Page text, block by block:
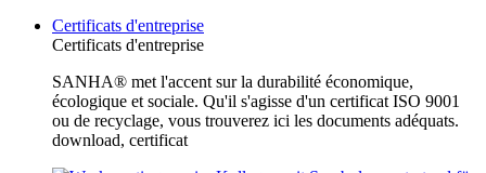
Certificats d'entreprise
Certificats d'entreprise
SANHA® met l'accent sur la durabilité économique,
écologique et sociale. Qu'il s'agisse d'un certificat ISO 9001
ou de recyclage, vous trouverez ici les documents adéquats.
download, certificat